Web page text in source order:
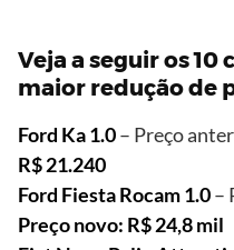
Veja a seguir os
maior redução de
Ford Ka 1.0– Preço
R$ 21.240
Ford Fiesta Rocam 1.0–
Preço novo: R$ 24,8 mil